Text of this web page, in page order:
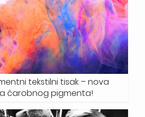
tekstilni tisak – nova
čarobnog pigmenta!